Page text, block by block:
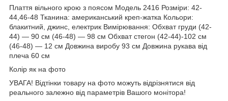
Плаття вільного крою з поясом Модель 2416 Розміри: 42-
44,46-48 Тканина: американський креп-жатка Кольори:
блакитний, джинс, електрик Вимірювання: Обхват груди (42-
44) — 90 см (46-48) — 98 см Обхват стегон (42-44)-102 см
(46-48) — 12 см Довжина виробу 93 см Довжина рукава від
плеча 60 см
Колір як на фото
УВАГА! Відтінки товару на фото можуть відрізнятися від
реального залежно від параметрів Вашого монітора!